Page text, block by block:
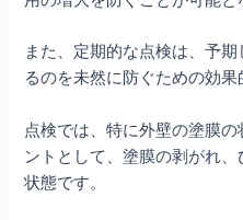
また、定期的な点検は、予
るのを未然に防ぐための効果
点検では、特に外壁の塗膜
ントとして、塗膜の剥がれ
状態です。